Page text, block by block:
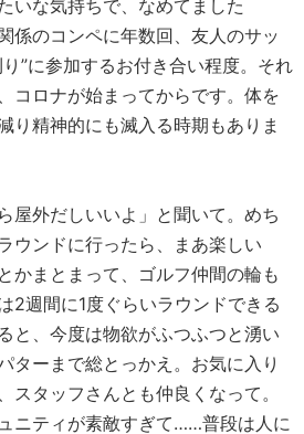
いな気持ちで、なめてました
係のコンペに年数回、友人のサッ
”に参加するお付き合い程度。それ
コロナが始まってからです。体を
り精神的にも滅入る時期もありま
屋外だしいいよ」と聞いて。めち
ウンドに行ったら、まあ楽しい
かまとまって、ゴルフ仲間の輪も
2週間に1度ぐらいラウンドできる
と、今度は物欲がふつふつと湧い
ターまで総とっかえ。お気に入り
スタッフさんとも仲良くなって。
ニティが素敵すぎて……普段は人に